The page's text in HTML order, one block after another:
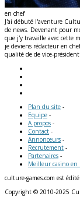
en chef
J'ai débuté l'aventure
de news. Devenant pour
que j'y travaille avec cette
je deviens rédacteur en
qualité de de vice-
Plan du site -
Equipe -
A propos -
Contact -
Annonceurs -
Recrutement -
Partenaires -
Meilleur casino en
culture-games.com est
Copyright © 2010-2025